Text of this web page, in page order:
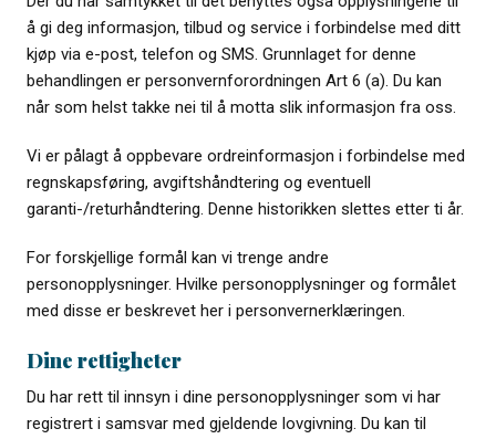
å gi deg informasjon, tilbud og service i forbindelse med ditt
kjøp via e-post, telefon og SMS. Grunnlaget for denne
behandlingen er personvernforordningen Art 6 (a). Du kan
når som helst takke nei til å motta slik informasjon fra oss.
Vi er pålagt å oppbevare ordreinformasjon i forbindelse med
regnskapsføring, avgiftshåndtering og eventuell
garanti-/returhåndtering. Denne historikken slettes etter ti år.
For forskjellige formål kan vi trenge andre
personopplysninger. Hvilke personopplysninger og formålet
med disse er beskrevet her i personvernerklæringen.
Dine rettigheter
Du har rett til innsyn i dine personopplysninger som vi har
registrert i samsvar med gjeldende lovgivning. Du kan til